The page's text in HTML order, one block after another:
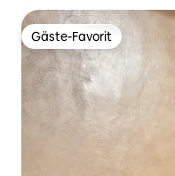
Gäste-Favorit
Gäste-Favorit